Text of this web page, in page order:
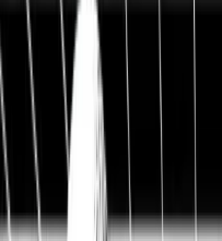
Live Workshop
TERMINAL + API